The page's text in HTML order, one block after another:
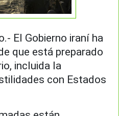
El Gobierno iraní ha
que está preparado
incluida la
con Estados